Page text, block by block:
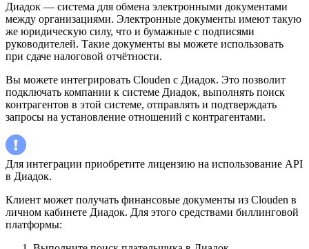
Диадок — система для обмена электронными документами
между организациями. Электронные документы имеют такую
же юридическую силу, что и бумажные с подписями
руководителей. Такие документы вы можете использовать
при сдаче налоговой отчётности.
Вы можете интегрировать Clouden с Диадок. Это позволит
подключать компании к системе Диадок, выполнять поиск
контрагентов в этой системе, отправлять и подтверждать
запросы на установление отношений с контрагентами.
Для интеграции приобретите лицензию на использование API
в Диадок.
Клиент может получать финансовые документы из Clouden в
личном кабинете Диадок. Для этого средствами биллинговой
платформы: